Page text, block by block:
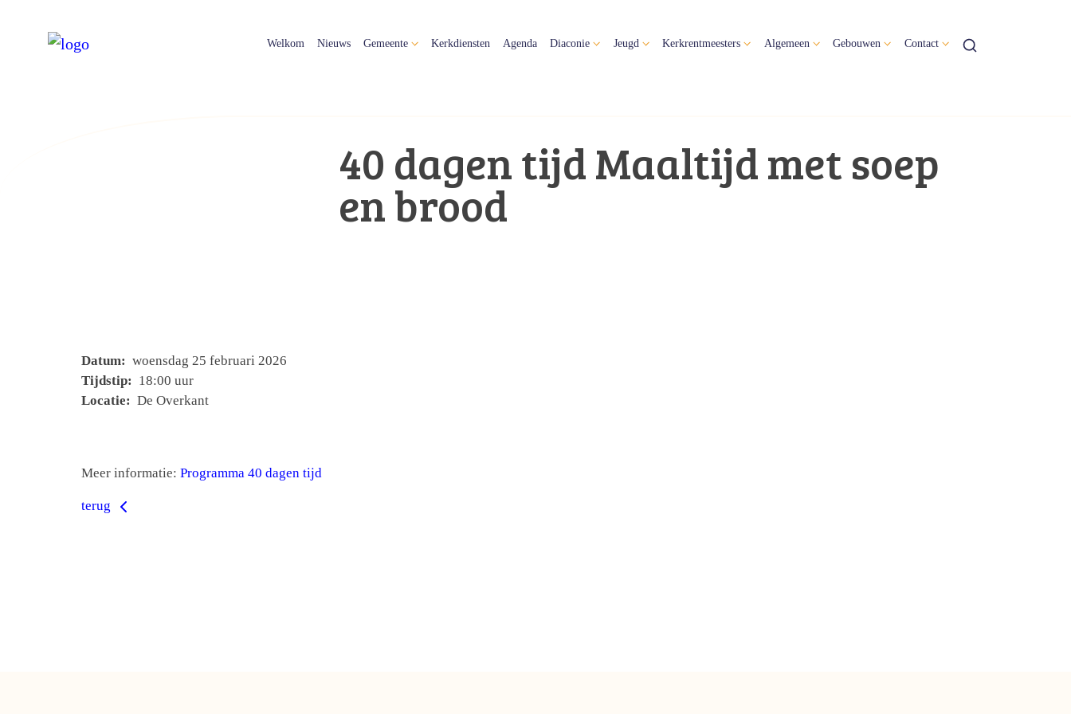
Welkom Nieuws Gemeente Kerkdiensten Agenda Diaconie Jeugd Kerkrentmeesters Algemeen Gebouwen Contact
40 dagen tijd Maaltijd met soep
en brood
Datum: woensdag 25 februari 2026
Tijdstip: 18:00 uur
Locatie: De Overkant
Meer informatie: Programma 40 dagen tijd
terug